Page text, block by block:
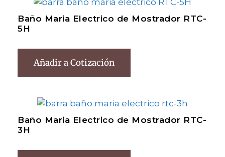
Baño Maria Electrico de Mostrador RTC-
5H
Añadir a Cotización
Baño Maria Electrico de Mostrador RTC-
3H